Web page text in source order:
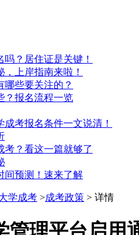
？居住证是关键！
上岸指南来啦！
些要关注的？
？报名流程一览
考报名条件一文说清！
考？看这一篇就够了
间预测！速来了解
学成考 >成考政策 > 详情